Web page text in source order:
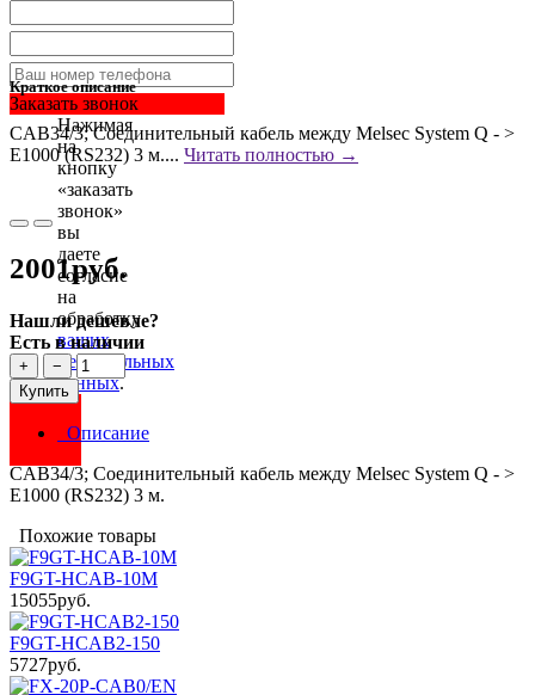
Заказать звонок
Нажимая
на
кнопку
«заказать
звонок»
вы
даете
согласие
на
обработку
ваших
персональных
данных.
Краткое описание
CAB34/3; Соединительный кабель между Melsec System Q - >
E1000 (RS232) 3 м.... Читать полностью →
2001руб.
Нашли дешевле?
Есть в наличии
+
−
Купить
Описание
CAB34/3; Соединительный кабель между Melsec System Q - >
E1000 (RS232) 3 м.
Похожие товары
F9GT-HCAB-10M
15055руб.
F9GT-HCAB2-150
5727руб.